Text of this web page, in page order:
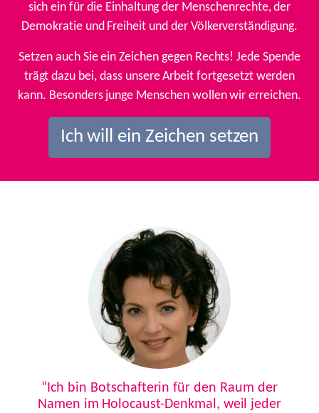
sich ein für die Einhaltung der Menschenrechte, der
Demokratie und Freiheit und der Völkerverständigung.
Setzen auch Sie ein Zeichen gegen Rechts! Jede Spende
trägt dazu bei, dass unsere Arbeit fortgesetzt werden
kann. Besonders junge Menschen wollen wir erreichen.
Ich will ein Zeichen setzen
“Ich bin Botschafterin für den Raum der
Namen im Holocaust-Denkmal, weil jeder